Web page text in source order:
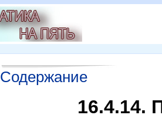
Содержание
16.4.14.